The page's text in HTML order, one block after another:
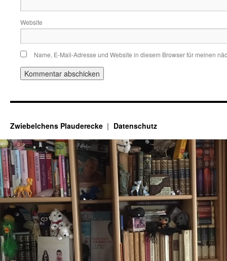
Website
Name, E-Mail-Adresse und Website in diesem Browser für meinen
Zwiebelchens Plauderecke Datenschutz